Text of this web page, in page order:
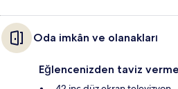
Oda imkân ve olanakları
Eğlencenizden taviz